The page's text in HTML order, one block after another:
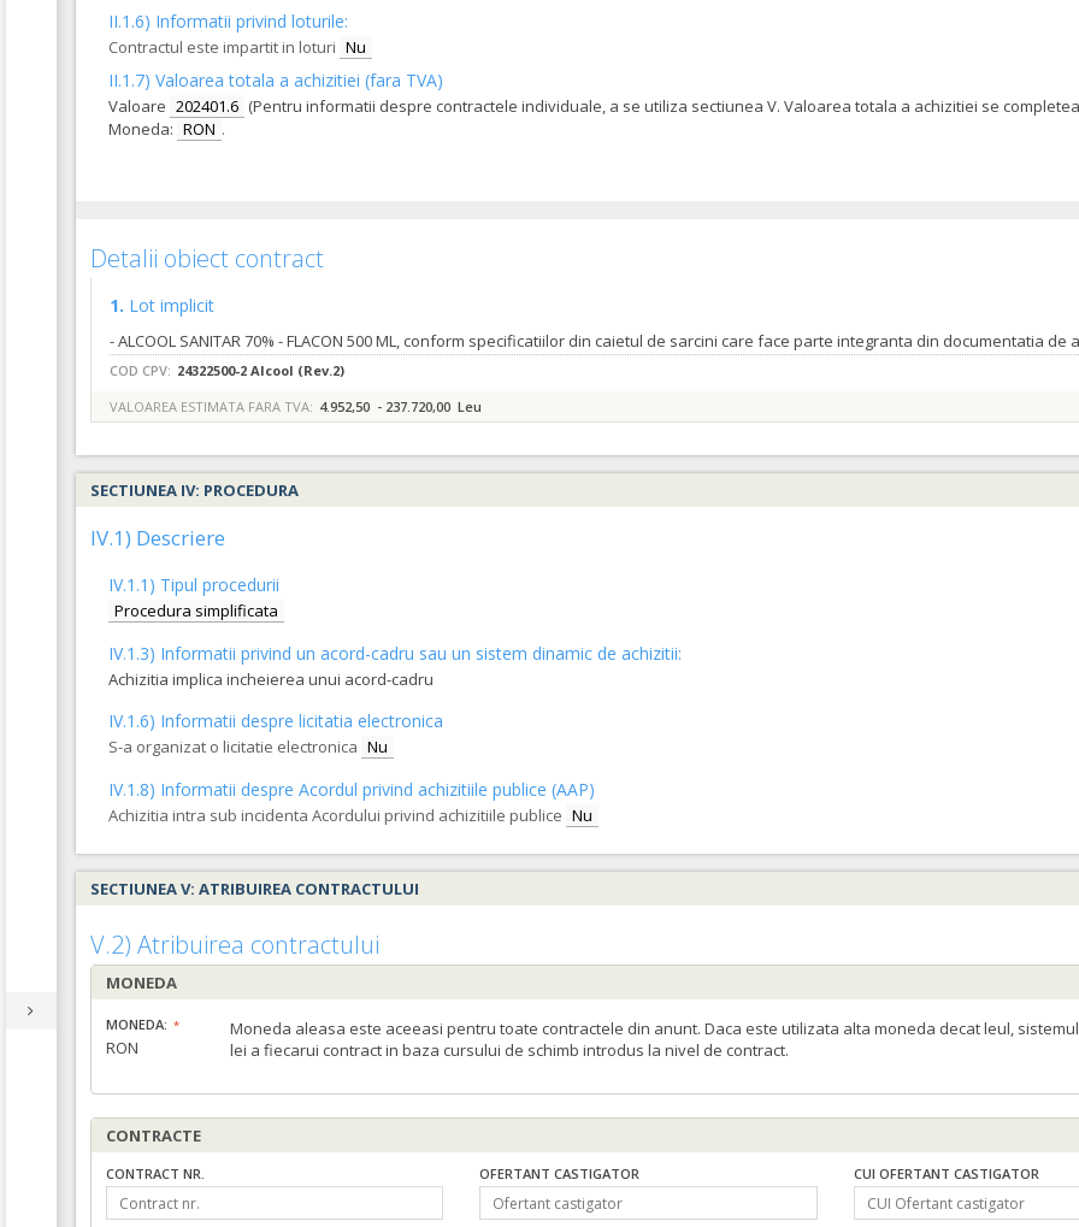
II.1.6) Informatii privind loturile:
Contractul este impartit in loturi Nu
II.1.7) Valoarea totala a achizitiei (fara TVA)
Valoare 202401.6 (Pentru informatii despre contractele individuale, a se utiliza sectiunea V. Valoarea totala a achizitiei se
Moneda: RON .
Detalii obiect contract
1. Lot implicit
COD CPV: 24322500-2 Alcool (Rev.2)
VALOAREA ESTIMATA FARA TVA: 4.952,50 - 237.720,00 Leu
SECTIUNEA IV: PROCEDURA
IV.1) Descriere
IV.1.1) Tipul procedurii
Procedura simplificata
IV.1.3) Informatii privind un acord-cadru sau un sistem dinamic de achizitii:
Achizitia implica incheierea unui acord-cadru
IV.1.6) Informatii despre licitatia electronica
S-a organizat o licitatie electronica Nu
IV.1.8) Informatii despre Acordul privind achizitiile publice (AAP)
Achizitia intra sub incidenta Acordului privind achizitiile publice Nu
SECTIUNEA V: ATRIBUIREA CONTRACTULUI
V.2) Atribuirea contractului
MONEDA
MONEDA:
RON
Moneda aleasa este aceeasi pentru toate contractele din anunt. Daca este utilizata alta moneda decat leul,
lei a fiecarui contract in baza cursului de schimb introdus la nivel de contract.
CONTRACTE
CONTRACT NR. OFERTANT CASTIGATOR CUI OFERTANT CASTIGATOR